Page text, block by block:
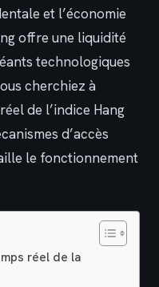
et l’économie
offre une liquidité
technologiques
cherchiez à
de l’indice Hang
d’accès
le fonctionnement
réel de la